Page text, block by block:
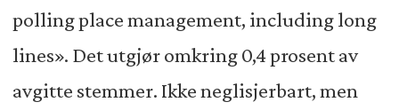
polling place management, including long
lines». Det utgjør omkring 0,4 prosent av
avgitte stemmer. Ikke neglisjerbart, men